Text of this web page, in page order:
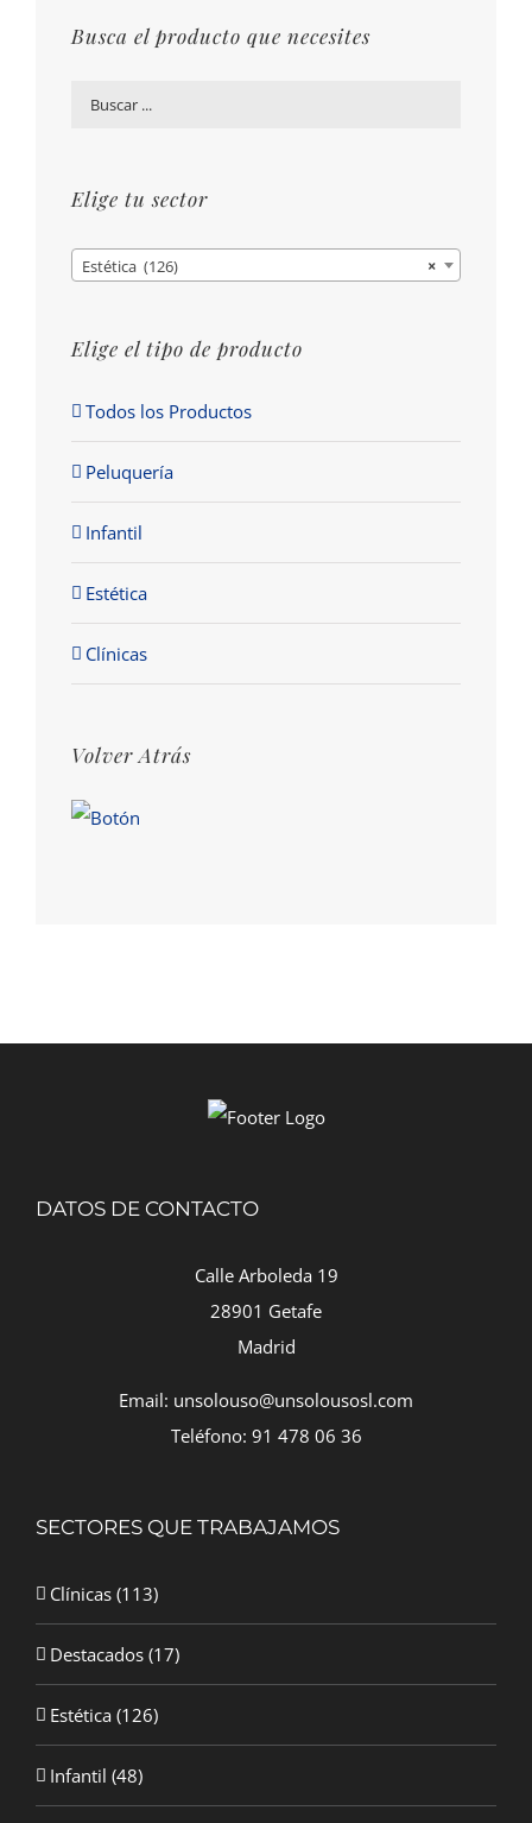
Busca el producto que necesites
Elige tu sector
×
Estética (126)
Elige el tipo de producto
Todos los Productos
Peluquería
Infantil
Estética
Clínicas
Volver Atrás
DATOS DE CONTACTO
Calle Arboleda 19
28901 Getafe
Madrid
Email: unsolouso@unsolousosl.com
Teléfono: 91 478 06 36
SECTORES QUE TRABAJAMOS
Clínicas (113)
Destacados (17)
Estética (126)
Infantil (48)